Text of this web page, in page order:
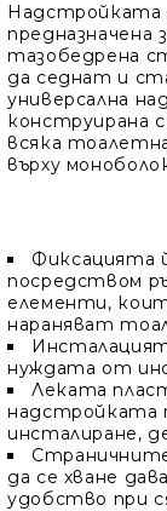
Надстройката
предназначена
тазобедрена
да седнат и
универсална
конструирана
всяка
върху
Фиксацията
посредством
елементи,
нараняват
нуждата от
Леката
надстройката
инсталиране,
да се хване
удобство при